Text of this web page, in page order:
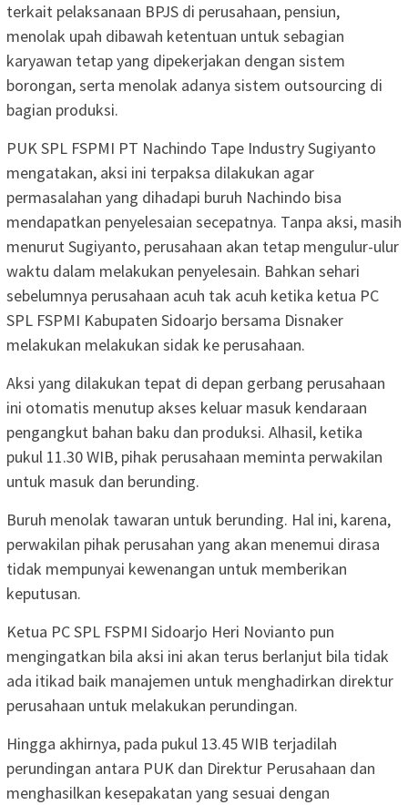
terkait pelaksanaan BPJS di perusahaan, pensiun,
menolak upah dibawah ketentuan untuk sebagian
karyawan tetap yang dipekerjakan dengan sistem
borongan, serta menolak adanya sistem outsourcing di
bagian produksi.
PUK SPL FSPMI PT Nachindo Tape Industry Sugiyanto
mengatakan, aksi ini terpaksa dilakukan agar
permasalahan yang dihadapi buruh Nachindo bisa
mendapatkan penyelesaian secepatnya. Tanpa aksi, masih
menurut Sugiyanto, perusahaan akan tetap mengulur-ulur
waktu dalam melakukan penyelesain. Bahkan sehari
sebelumnya perusahaan acuh tak acuh ketika ketua PC
SPL FSPMI Kabupaten Sidoarjo bersama Disnaker
melakukan melakukan sidak ke perusahaan.
Aksi yang dilakukan tepat di depan gerbang perusahaan
ini otomatis menutup akses keluar masuk kendaraan
pengangkut bahan baku dan produksi. Alhasil, ketika
pukul 11.30 WIB, pihak perusahaan meminta perwakilan
untuk masuk dan berunding.
Buruh menolak tawaran untuk berunding. Hal ini, karena,
perwakilan pihak perusahan yang akan menemui dirasa
tidak mempunyai kewenangan untuk memberikan
keputusan.
Ketua PC SPL FSPMI Sidoarjo Heri Novianto pun
mengingatkan bila aksi ini akan terus berlanjut bila tidak
ada itikad baik manajemen untuk menghadirkan direktur
perusahaan untuk melakukan perundingan.
Hingga akhirnya, pada pukul 13.45 WIB terjadilah
perundingan antara PUK dan Direktur Perusahaan dan
menghasilkan kesepakatan yang sesuai dengan